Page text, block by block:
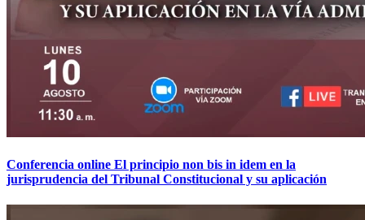
Conferencia online El principio non bis in idem en la
jurisprudencia del Tribunal Constitucional y su aplicación